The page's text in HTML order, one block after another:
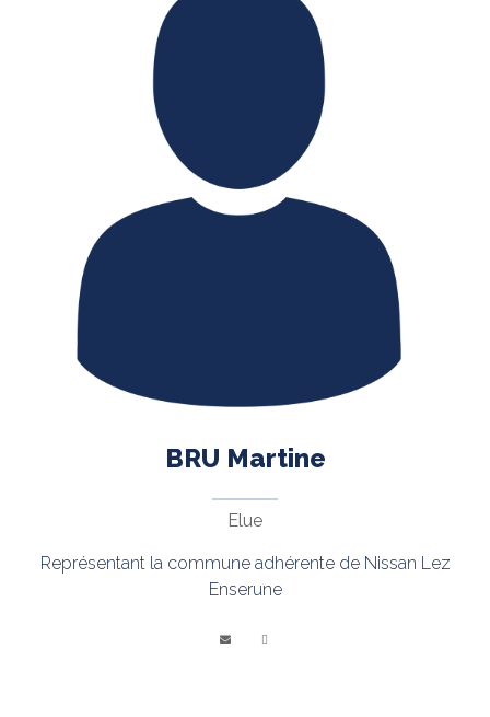
BRU Martine
Elue
Représentant la commune adhérente de Nissan Lez
Enserune